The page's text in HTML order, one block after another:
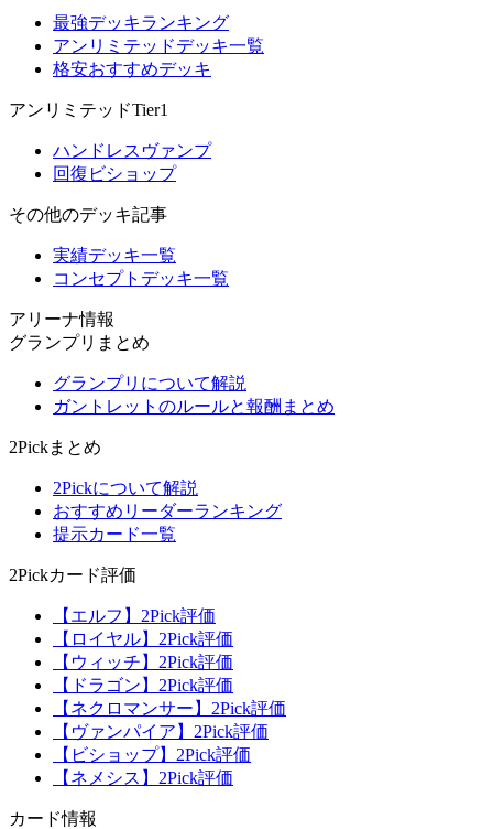
最強デッキランキング
アンリミテッドデッキ一覧
格安おすすめデッキ
アンリミテッドTier1
ハンドレスヴァンプ
回復ビショップ
その他のデッキ記事
実績デッキ一覧
コンセプトデッキ一覧
アリーナ情報
グランプリまとめ
グランプリについて解説
ガントレットのルールと報酬まとめ
2Pickまとめ
2Pickについて解説
おすすめリーダーランキング
提示カード一覧
2Pickカード評価
【エルフ】2Pick評価
【ロイヤル】2Pick評価
【ウィッチ】2Pick評価
【ドラゴン】2Pick評価
【ネクロマンサー】2Pick評価
【ヴァンパイア】2Pick評価
【ビショップ】2Pick評価
【ネメシス】2Pick評価
カード情報